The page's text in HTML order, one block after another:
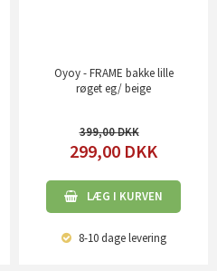
Oyoy - FRAME bakke lille
røget eg/ beige
399,00
299,00 DKK
LÆG I KURVEN
8-10 dagelevering